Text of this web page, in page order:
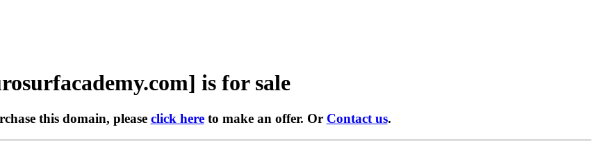
is for sale
this domain, please click hereto make an offer. Or Contact us.